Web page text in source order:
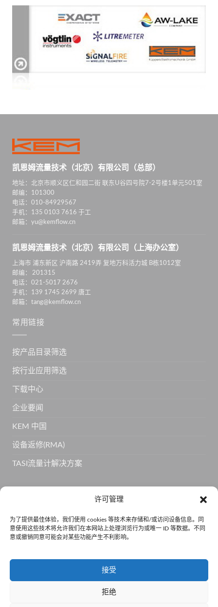
许可管理
为了提供最佳体验，我们使用 cookies 等技术来存储和/或访问设备信息。同
意使用这些技术将允许我们在本网站上处理浏览行为或唯一 ID 等数据。不同
意或撤销同意可能会对某些功能产生不利影响。
接受
拒绝
凯恩姆流量技术（北京）有限公司（总部）
地址：北京市顺义区仁和园二街 联东U谷四号院7-2号楼1单元501室
邮编：101300
电话：010-84929567
手机：135 0103 7616 于工
邮箱：yu@kemflow.cn
凯恩姆流量技术（北京）有限公司（上海办公室）
上海市 浦东新区 沪南路 2419弄 复地万科活力城 B栋1012室
邮编： 201315
电话：021-5017 2676
手机：139 1745 2699 唐工
邮箱：tang@kemflow.cn
常用链接
按产品目录筛选
按行业应用筛选
下载中心
企业要闻
KEM 中国
设备返修(RMA)
TASI流量计解决方案
订阅 KEM 获取更多产品信息
京公网安备110105011334 •